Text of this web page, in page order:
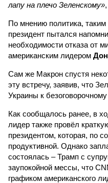
лапу на плечо Зеленскому»
По мнению политика,
президент пытался
необходимости отказа от
американским лидером
Сам же Макрон спустя
эту встречу, заявив, что
Украины к
Как сообщалось ранее, в
лидер также провёл
президентом, которая, по
продуктивной. Однако
состоялась – Трамп с
заупокойной мессы, что
графиком американского